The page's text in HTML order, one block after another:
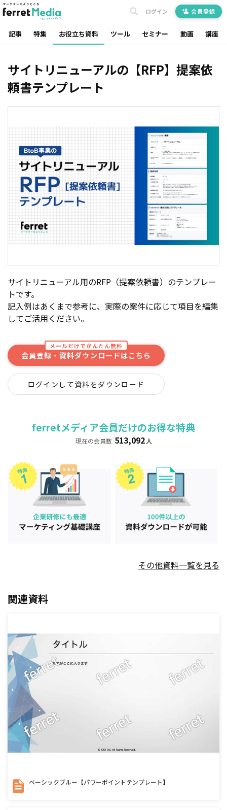
記事 特集 お役立ち資料 ツール セミナー 動画 講座
ログイン 会員登録
サイトリニューアルの【RFP】提案依
頼書テンプレート
サイトリニューアル用のRFP（提案依頼書）のテンプレー
トです。
記入例はあくまで参考に、実際の案件に応じて項目を編集
してご活用ください。
メールだけでかんたん無料
会員登録・資料ダウンロードはこちら
ログインして資料をダウンロード
ferretメディア会員だけのお得な特典
現在の会員数 513,092 人
その他資料一覧を見る
関連資料
ベーシックブルー【パワーポイントテンプレート】